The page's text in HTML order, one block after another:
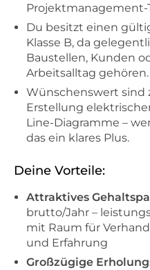
Projektmanagement-
Du besitzt einen
Klasse B, da
Baustellen, Kunden
Arbeitsalltag gehören.
Wünschenswert sind
Erstellung
Line-Diagramme –
das ein klares Plus.
Deine Vorteile:
Attraktives
brutto/Jahr –
mit Raum für
und Erfahrung
Großzügige